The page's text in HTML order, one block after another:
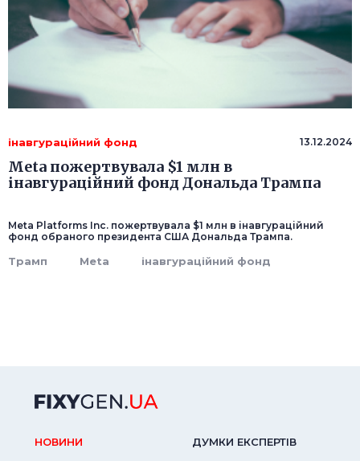
інавгураційний фонд 13.12.2024
Meta пожертвувала $1 млн в
інавгураційний фонд Дональда Трампа
Meta Platforms Inc. пожертвувала $1 млн в інавгураційний
фонд обраного президента США Дональда Трампа.
Трамп Meta інавгураційний фонд
НОВИНИ ДУМКИ ЕКСПЕРТIВ